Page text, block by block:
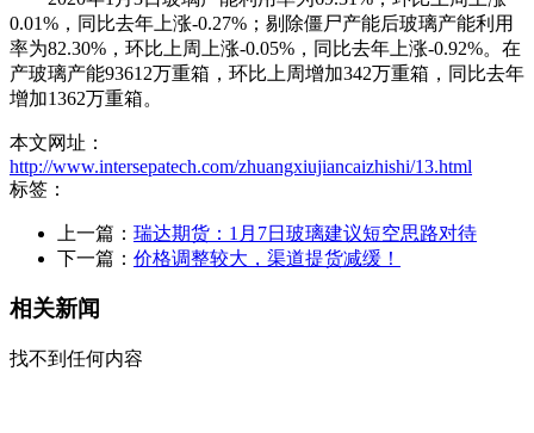
0.01%，同比去年上涨-0.27%；剔除僵尸产能后玻璃产能利用
率为82.30%，环比上周上涨-0.05%，同比去年上涨-0.92%。在
产玻璃产能93612万重箱，环比上周增加342万重箱，同比去年
增加1362万重箱。
本文网址：
http://www.intersepatech.com/zhuangxiujiancaizhishi/13.html
标签：
上一篇： 瑞达期货：1月7日玻璃建议短空思路对待
下一篇： 价格调整较大，渠道提货减缓！
相关新闻
找不到任何内容